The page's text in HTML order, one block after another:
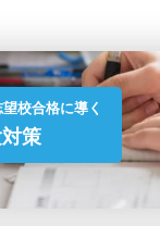
校合格に導く
策